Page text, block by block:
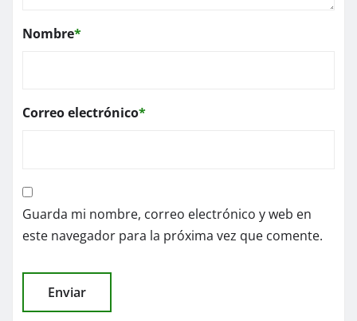
Nombre*
Correo electrónico*
Guarda mi nombre, correo electrónico y web en
este navegador para la próxima vez que comente.